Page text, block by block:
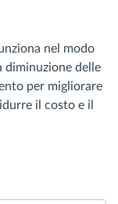
nel modo
diminuzione delle
per migliorare
il costo e il